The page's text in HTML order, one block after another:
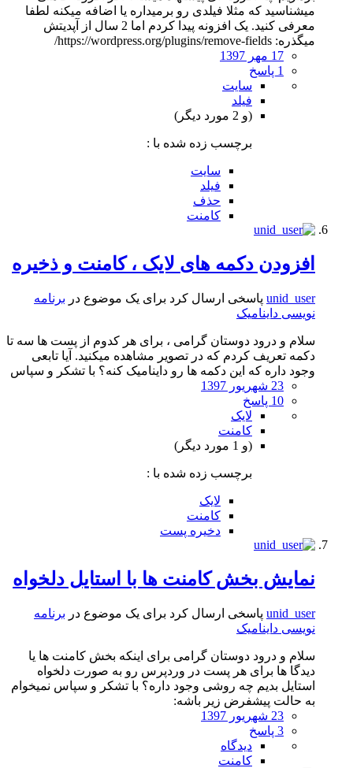
میشناسید که مثلا فیلدی رو برمیداره یا اضافه میکنه لطفا
معرفی کنید. یک افزونه پیدا کردم اما 2 سال از آپدیتش
میگذره: https://wordpress.org/plugins/remove-fields/
17 مهر 1397
1 پاسخ
سایت
فیلد
(و 2 مورد دیگر)
برچسب زده شده با :
سایت
فیلد
حذف
کامنت
افزودن دکمه های لایک ، کامنت و ذخیره
unid_user پاسخی ارسال کرد برای یک موضوع در برنامه
نویسی داینامیک
سلام و درود دوستان گرامی ، برای هر کدوم از پست ها سه تا
دکمه تعریف کردم که در تصویر مشاهده میکنید. آیا تابعی
وجود داره که این دکمه ها رو داینامیک کنه؟ با تشکر و سپاس
23 شهریور 1397
10 پاسخ
لایک
کامنت
(و 1 مورد دیگر)
برچسب زده شده با :
لایک
کامنت
دخیره پست
نمایش بخش کامنت ها با استایل دلخواه
unid_user پاسخی ارسال کرد برای یک موضوع در برنامه
نویسی داینامیک
سلام و درود دوستان گرامی برای اینکه بخش کامنت ها یا
دیدگا ها برای هر پست در وردپرس رو به صورت دلخواه
استایل بدیم چه روشی وجود داره؟ با تشکر و سپاس نمیخوام
به حالت پیشفرض زیر باشه:
23 شهریور 1397
3 پاسخ
دیدگاه
کامنت